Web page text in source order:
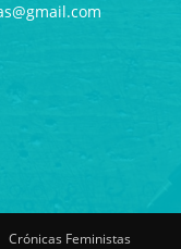
Crónicas Feministas